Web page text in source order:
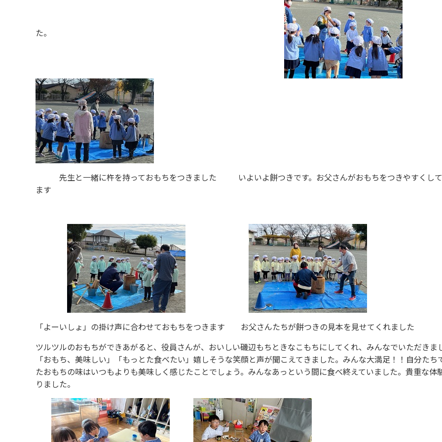
た。
先生と一緒に杵を持っておもちをつきました いよいよ餅つきです。お父さんがおもちをつきやすくし
ます
「よーいしょ」の掛け声に合わせておもちをつきます お父さんたちが餅つきの見本を見せてくれました
ツルツルのおもちができあがると、役員さんが、おいしい磯辺もちときなこもちにしてくれ、みんなでいただきま
「おもち、美味しい」「もっとた食べたい」嬉しそうな笑顔と声が聞こえてきました。みんな大満足！！自分たち
たおもちの味はいつもよりも美味しく感じたことでしょう。みんなあっという間に食べ終えていました。貴重な体
りました。